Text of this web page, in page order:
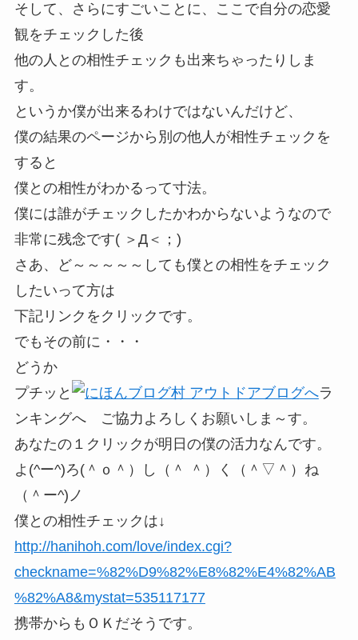
そして、さらにすごいことに、ここで自分の恋愛
観をチェックした後
他の人との相性チェックも出来ちゃったりしま
す。
というか僕が出来るわけではないんだけど、
僕の結果のページから別の他人が相性チェックを
すると
僕との相性がわかるって寸法。
僕には誰がチェックしたかわからないようなので
非常に残念です( ＞Д＜；)
さあ、ど～～～～～しても僕との相性をチェック
したいって方は
下記リンクをクリックです。
でもその前に・・・
どうか
プチッと
ラ
ンキングへ ご協力よろしくお願いしま～す。
あなたの１クリックが明日の僕の活力なんです。
よ(^ー^)ろ(＾ｏ＾）し（＾ ＾）く（＾▽＾）ね
（＾ー^)ノ
僕との相性チェックは↓
http://hanihoh.com/love/index.cgi?
checkname=%82%D9%82%E8%82%E4%82%AB
%82%A8&mystat=535117177
携帯からもＯＫだそうです。